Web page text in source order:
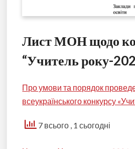
Лист МОН щодо
“Учитель року-
Про умови та порядок
всеукраїнського конкурсу
7 всього , 1 сьогодні